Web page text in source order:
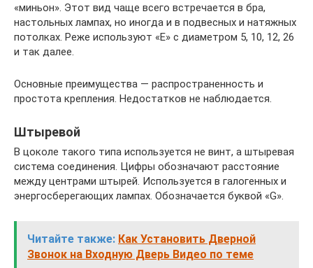
«миньон». Этот вид чаще всего встречается в бра,
настольных лампах, но иногда и в подвесных и натяжных
потолках. Реже используют «Е» с диаметром 5, 10, 12, 26
и так далее.
Основные преимущества — распространенность и
простота крепления. Недостатков не наблюдается.
Штыревой
В цоколе такого типа используется не винт, а штыревая
система соединения. Цифры обозначают расстояние
между центрами штырей. Используется в галогенных и
энергосберегающих лампах. Обозначается буквой «G».
Читайте также: Как Установить Дверной
Звонок на Входную Дверь Видео по теме